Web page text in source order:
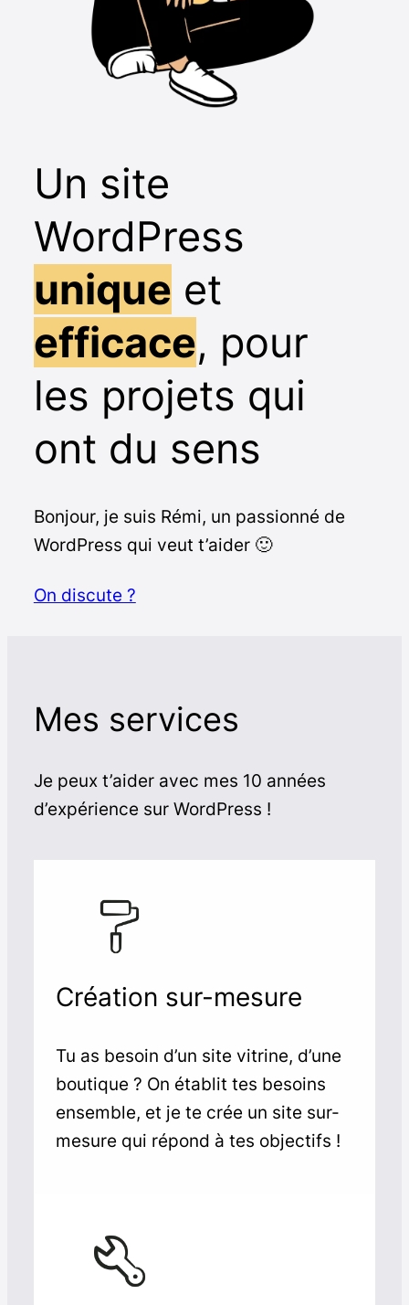
Un site
WordPress
unique et
efficace, pour
les projets qui
ont du sens
Bonjour, je suis Rémi, un passionné de
WordPress qui veut t’aider 🙂
On discute ?
Mes services
Je peux t’aider avec mes 10 années
d’expérience sur WordPress !
Création sur-mesure
Tu as besoin d’un site vitrine, d’une
boutique ? On établit tes besoins
ensemble, et je te crée un site sur-
mesure qui répond à tes objectifs !